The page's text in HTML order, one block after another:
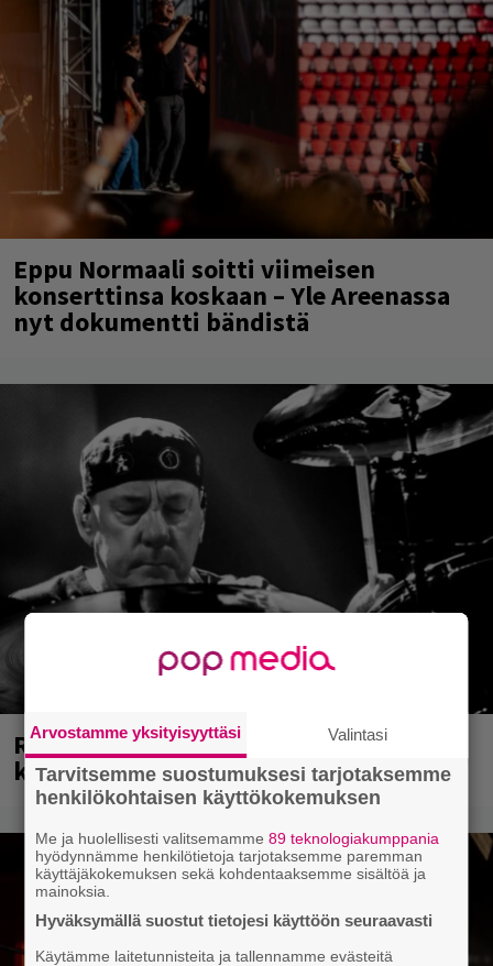
Eppu Normaali soitti viimeisen
konserttinsa koskaan – Yle Areenassa
nyt dokumentti bändistä
Rushin Neil Peartista ilmestyy ensi
kuussa dokumentti
Arvostamme yksityisyyttäsi Valintasi
Tarvitsemme suostumuksesi tarjotaksemme
henkilökohtaisen käyttökokemuksen
Me ja huolellisesti valitsemamme89 teknologiakumppania
hyödynnämme henkilötietoja tarjotaksemme paremman
käyttäjäkokemuksen sekä kohdentaaksemme sisältöä ja
mainoksia.
Hyväksymällä suostut tietojesi käyttöön seuraavasti
Käytämme laitetunnisteita ja tallennamme evästeitä